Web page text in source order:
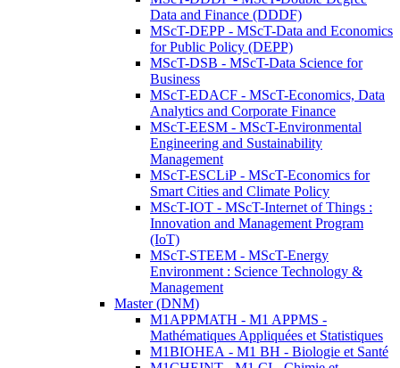
Data and Finance (DDDF)
MScT-DEPP - MScT-Data and Economics
for Public Policy (DEPP)
MScT-DSB - MScT-Data Science for
Business
MScT-EDACF - MScT-Economics, Data
Analytics and Corporate Finance
MScT-EESM - MScT-Environmental
Engineering and Sustainability
Management
MScT-ESCLiP - MScT-Economics for
Smart Cities and Climate Policy
MScT-IOT - MScT-Internet of Things :
Innovation and Management Program
(IoT)
MScT-STEEM - MScT-Energy
Environment : Science Technology &
Management
Master (DNM)
M1APPMATH - M1 APPMS -
Mathématiques Appliquées et Statistiques
M1BIOHEA - M1 BH - Biologie et Santé